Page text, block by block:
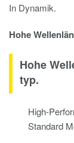
In Dynamik.
Hohe
Hohe
typ.
High-
Standard